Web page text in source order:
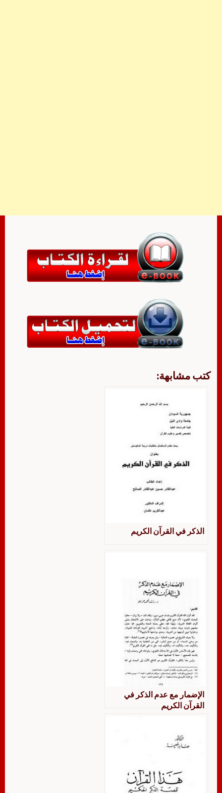
كتب مشابهة:
الذكر في القرآن الكريم
الإضمار مع عدم الذكر في
القرآن الكريم